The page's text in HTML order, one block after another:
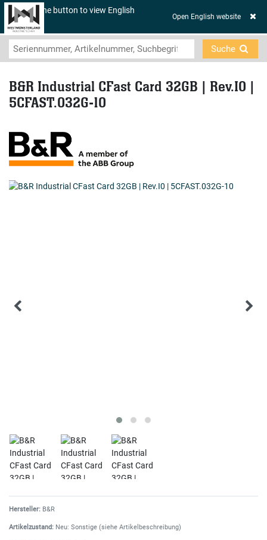
☰
Suche
Click on the button to view English
contents.
Open English website
B&R Industrial CFast Card 32GB | Rev.I0 |
5CFAST.032G-10
Hersteller: B&R
Artikelzustand: Neu: Sonstige (siehe Artikelbeschreibung)